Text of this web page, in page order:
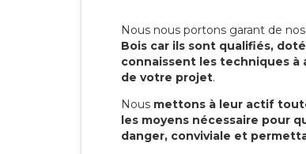
Nous nous portons garant de nos
Bois car ils sont qualifiés,
connaissent les techniques
de votre projet.
Nous mettons à leur actif
les moyens nécessaire pour
danger, conviviale et